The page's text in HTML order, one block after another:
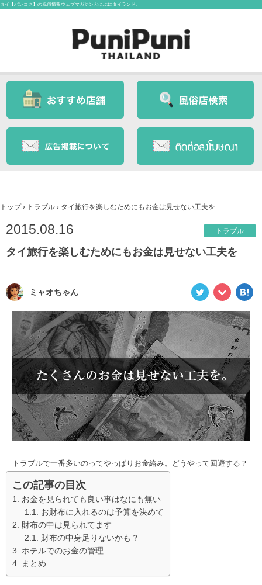
タイ【バンコク】の風俗情報ウェブマガジンぷにぷにタイランド。
トップ › トラブル › タイ旅行を楽しむためにもお金は見せない工夫を
2015.08.16 トラブル
タイ旅行を楽しむためにもお金は見せない工夫を
ミャオちゃん
トラブルで一番多いのってやっぱりお金絡み。どうやって回避する？
この記事の目次
お金を見られても良い事はなにも無い
お財布に入れるのは予算を決めて
財布の中は見られてます
財布の中身足りないかも？
ホテルでのお金の管理
まとめ